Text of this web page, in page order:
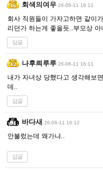
회색의여우 26-06-11 16:11
회사 직원들이 가자고하면 같이
리던가 하는게 좋을듯..부모상
답글
나후릐루루 26-06-11 16:11
내가 자녀상 당했다고 생각해보
데..
답글
바다새 26-06-11 16:12
안불렀는데 왜가냐..
답글